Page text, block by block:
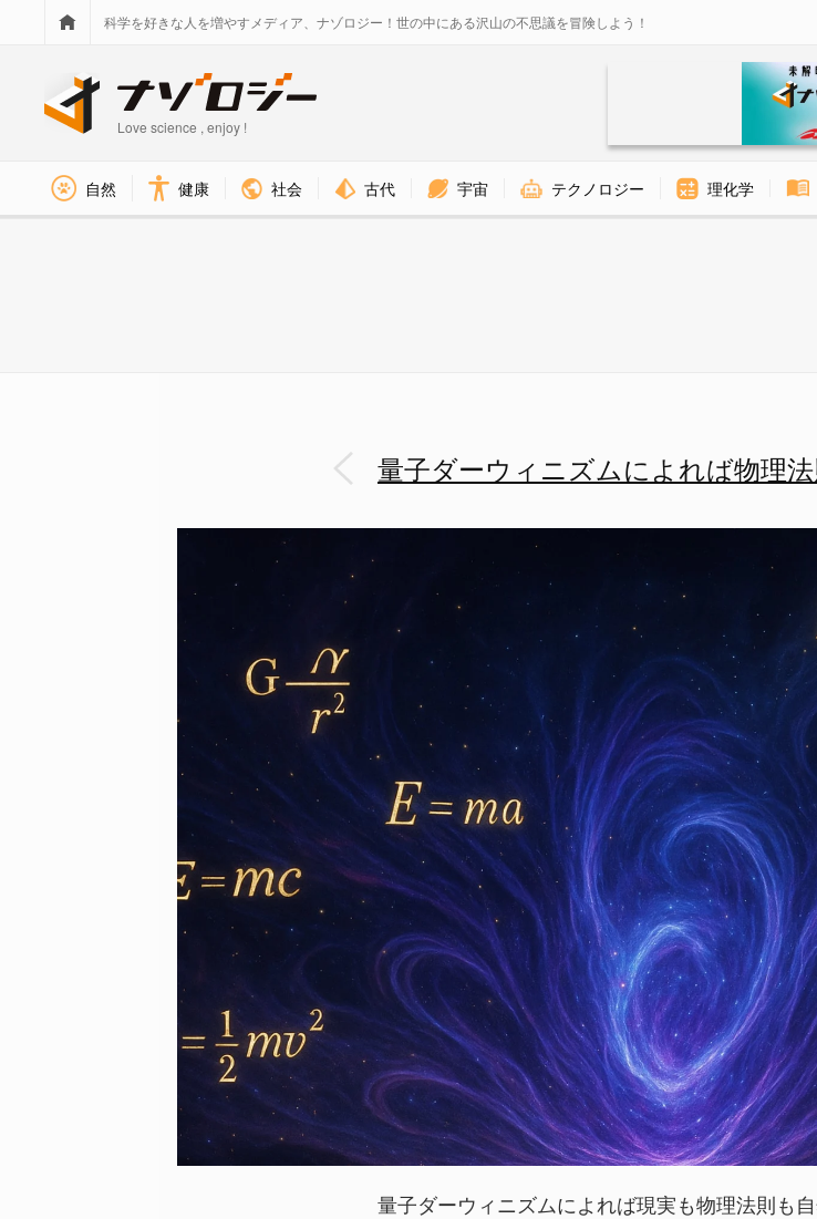
科学を好きな人を増やすメディア、ナゾロジー！世の中にある沢山の不思議を冒険しよう！
Love science , enjoy !
自然 健康 社会 古代 宇宙 テクノロジー 理化学
量子ダーウィニズムによれば物理
量子ダーウィニズムによれば現実も物理法則も